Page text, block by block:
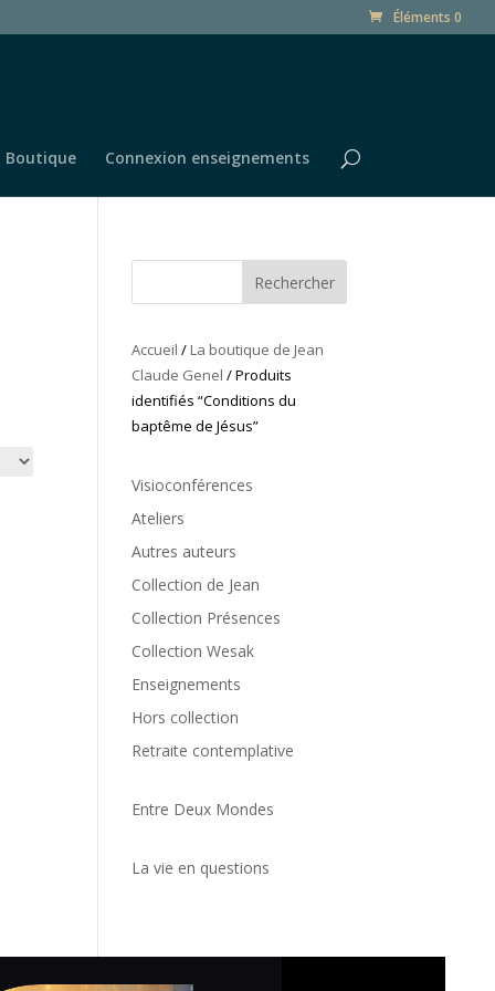
Éléments 0
Boutique Connexion enseignements
Rechercher
Accueil / La boutique de Jean
Claude Genel / Produits
identifiés “Conditions du
baptême de Jésus”
Visioconférences
Ateliers
Autres auteurs
Collection de Jean
Collection Présences
Collection Wesak
Enseignements
Hors collection
Retraite contemplative
Entre Deux Mondes
La vie en questions